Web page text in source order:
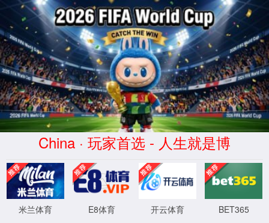
2026买世界杯赛事网站(中国